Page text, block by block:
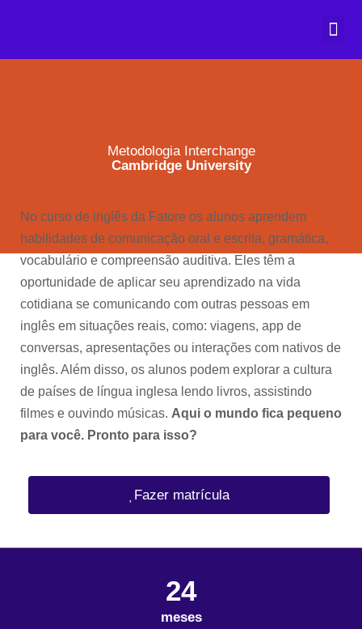
Metodologia Interchange
Cambridge University
No curso de inglês da Fatore os alunos aprendem
habilidades de comunicação oral e escrita, gramática,
vocabulário e compreensão auditiva. Eles têm a
oportunidade de aplicar seu aprendizado na vida
cotidiana se comunicando com outras pessoas em
inglês em situações reais, como: viagens, app de
conversas, apresentações ou interações com nativos de
inglês. Além disso, os alunos podem explorar a cultura
de países de língua inglesa lendo livros, assistindo
filmes e ouvindo músicas. Aqui o mundo fica pequeno
para você. Pronto para isso?
Fazer matrícula
24
meses